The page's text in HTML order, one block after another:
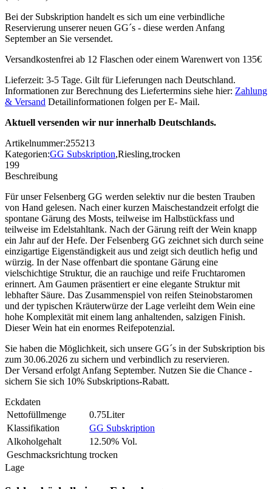
Bei der Subskription handelt es sich um eine verbindliche
Reservierung unserer neuen GG´s - diese werden Anfang
September an Sie versendet.
Versandkostenfrei ab 12 Flaschen oder einem Warenwert von 135€
Lieferzeit: 3-5 Tage. Gilt für Lieferungen nach Deutschland.
Informationen zur Berechnung des Liefertermins siehe hier: Zahlung
& Versand Detailinformationen folgen per E- Mail.
Aktuell versenden wir nur innerhalb Deutschlands.
Artikelnummer:255213
Kategorien:GG Subskription,Riesling,trocken
199
Beschreibung
Für unser Felsenberg GG werden selektiv nur die besten Trauben
von Hand gelesen. Nach einer kurzen Maischestandzeit erfolgt die
spontane Gärung des Mosts, teilweise im Halbstückfass und
teilweise im Edelstahltank. Nach der Gärung reift der Wein knapp
ein Jahr auf der Hefe. Der Felsenberg GG zeichnet sich durch seine
einzigartige Eigenständigkeit aus und zeigt sich deutlich hefig und
würzig. In der Nase offenbart die spontane Gärung eine
vielschichtige Struktur, die an rauchige und reife Fruchtaromen
erinnert. Am Gaumen präsentiert er eine elegante Struktur mit
lebhafter Säure. Das Zusammenspiel von reifen Steinobstaromen
und der typischen Kräuterwürze der Lage verleiht dem Wein eine
hohe Komplexität mit einem lang anhaltenden, salzigen Finish.
Dieser Wein hat ein enormes Reifepotenzial.
Sie haben die Möglichkeit, sich unsere GG´s in der Subskription bis
zum 30.06.2026 zu sichern und verbindlich zu reservieren.
Der Versand erfolgt Anfang September. Nutzen Sie die Chance -
sichern Sie sich 10% Subskriptions-Rabatt.
Eckdaten
Nettofüllmenge
0.75Liter
Klassifikation
GG Subskription
Alkoholgehalt
12.50% Vol.
Geschmacksrichtung trocken
Lage